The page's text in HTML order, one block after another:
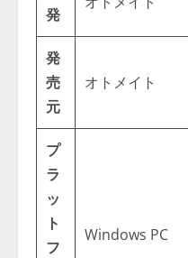
発
発
売
元
オトメイト
プ
ラ
ッ
ト
フ
Windows PC